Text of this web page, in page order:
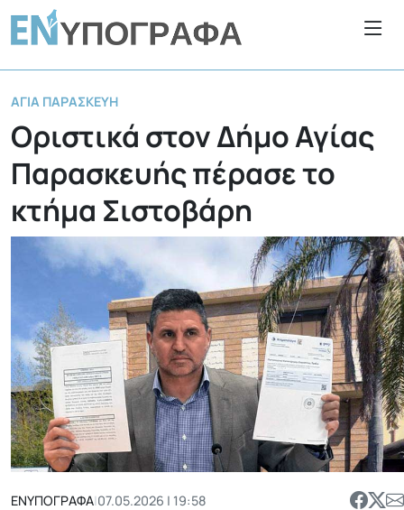
ΑΓΊΑ ΠΑΡΑΣΚΕΥΉ
Οριστικά στον Δήμο Αγίας
Παρασκευής πέρασε το
κτήμα Σιστοβάρη
ΕΝΥΠΟΓΡΑΦΑ|07.05.2026 | 19:58